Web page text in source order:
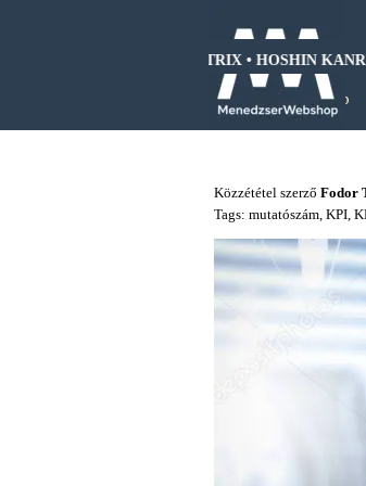
ANALIZIS • BCG MÁTRIX • HOSHIN KANRI •
Kezdőlap
Közzététel szerző Fodor
Tags: mutatószám, KPI,